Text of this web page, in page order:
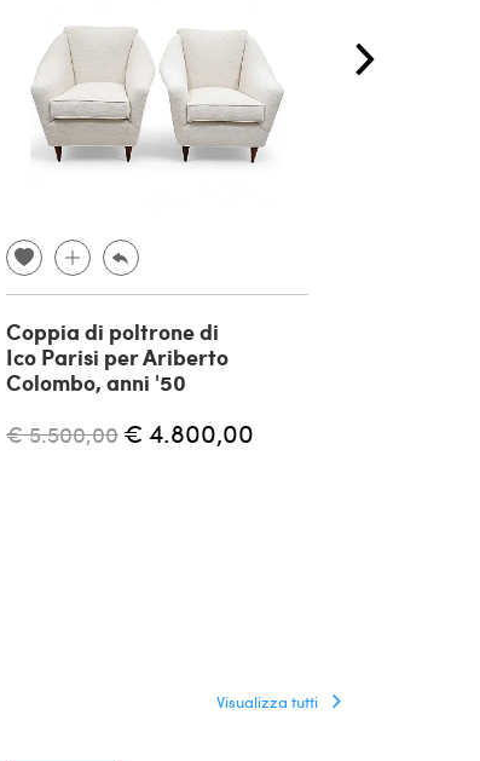
Coppia di poltrone di
Ico Parisi per Ariberto
Colombo, anni '50
€ 5.500,00 € 4.800,00
Visualizza tutti